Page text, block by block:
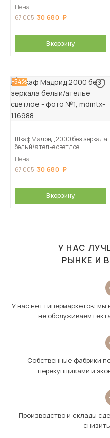
Цена
67 005 30 680
В корзину
-54%
Шкаф Мадрид 2000 без зеркала
белый/ателье светлое
Цена
67 005 30 680
В корзину
У НАС
РЫНКЕ И
У нас нет гипермаркетов:
не обслуживаем
Собственные фабрики
перекупщиками и
Производство и склады